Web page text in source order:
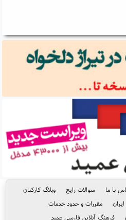
با ما سوالات رایج
وبلاگ کارکنان
مقررات و حدود خدمات
فرهنگ آنلاین فارسی عمید